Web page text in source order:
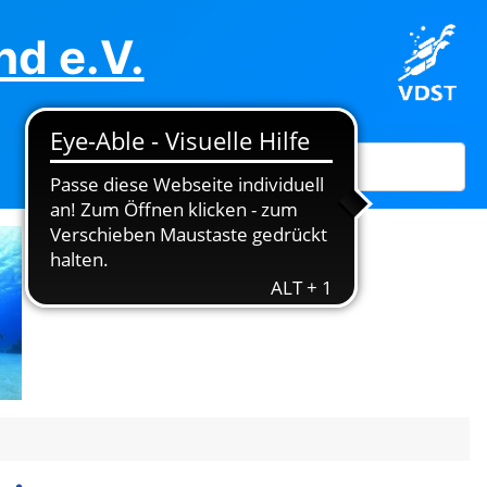
e.V.
Suchen